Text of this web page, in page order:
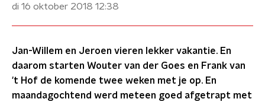
di 16 oktober 2018 12:38
Jan-Willem en Jeroen vieren lekker vakantie. En
daarom starten Wouter van der Goes en Frank van
't Hof de komende twee weken met je op. En
maandagochtend werd meteen goed afgetrapt met